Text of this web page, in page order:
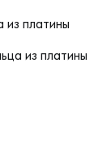
из платины